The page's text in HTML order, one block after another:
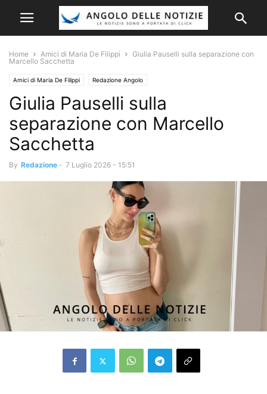
Home Amici di Maria De Filippi
Giulia Pauselli sulla separazione con
Marcello Sacchetta
Amici di Maria De Filippi Redazione Angolo
Giulia Pauselli sulla
separazione con Marcello
Sacchetta
By Redazione - 7 Luglio 2026 - 15:51